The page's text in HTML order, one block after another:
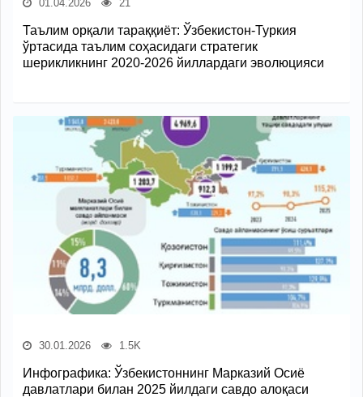
01.04.2026 21
Таълим орқали тараққиёт: Ўзбекистон-Туркия
ўртасида таълим соҳасидаги стратегик
шерикликнинг 2020-2026 йиллардаги эволюцияси
30.01.2026 1.5K
Инфографика: Ўзбекистоннинг Марказий Осиё
давлатлари билан 2025 йилдаги савдо алоқаси